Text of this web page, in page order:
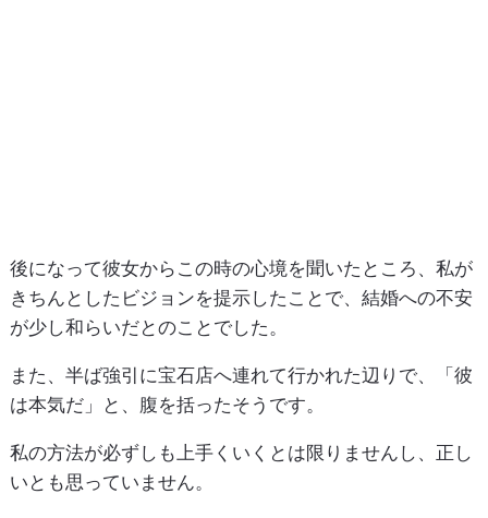
後になって彼女からこの時の心境を聞いたところ、私が
きちんとしたビジョンを提示したことで、結婚への不安
が少し和らいだとのことでした。
また、半ば強引に宝石店へ連れて行かれた辺りで、「彼
は本気だ」と、腹を括ったそうです。
私の方法が必ずしも上手くいくとは限りませんし、正し
いとも思っていません。